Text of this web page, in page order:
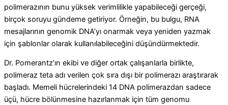
polimerazının bunu yüksek verimlilikle yapabileceği gerçeği,
birçok soruyu gündeme getiriyor. Örneğin, bu bulgu, RNA
mesajlarının genomik DNA’yı onarmak veya yeniden yazmak
için şablonlar olarak kullanılabileceğini düşündürmektedir.
Dr. Pomerantz’ın ekibi ve diğer ortak çalışanlarla birlikte,
polimeraz teta adı verilen çok sıra dışı bir polimerazı araştırarak
başladı. Memeli hücrelerindeki 14 DNA polimerazdan sadece
üçü, hücre bölünmesine hazırlanmak için tüm genomu